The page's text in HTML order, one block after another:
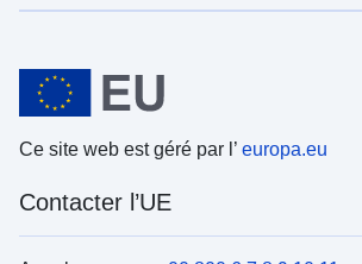
Ce site web est géré par l’ europa.eu
Contacter l’UE